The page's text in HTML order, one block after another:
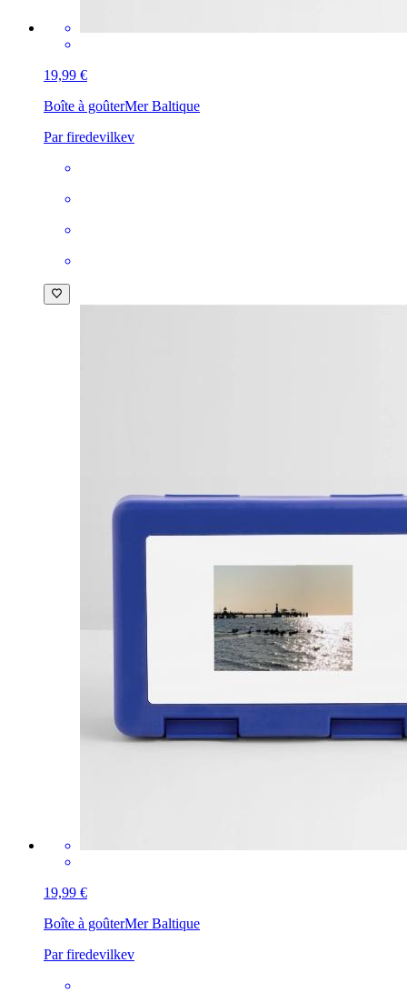
19,99 €
Boîte à goûterMer Baltique
Par firedevilkev
19,99 €
Boîte à goûterMer Baltique
Par firedevilkev